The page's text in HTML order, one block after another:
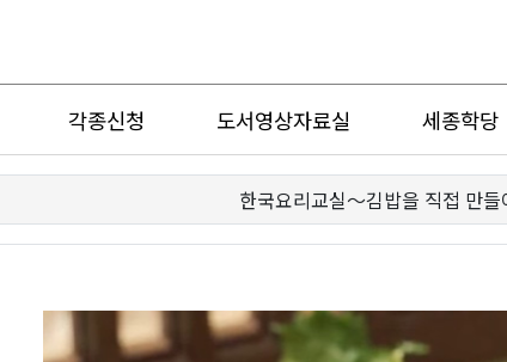
각종신청 도서영상자료실 세종학당
한국요리교실〜김밥을 직접 만들